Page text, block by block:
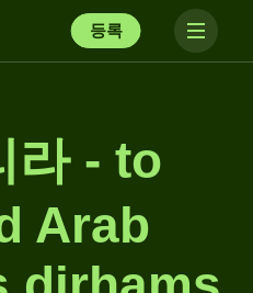
등록
라 - to
Arab